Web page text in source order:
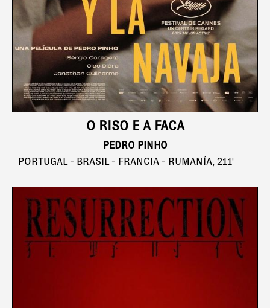
O RISO E A FACA
PEDRO PINHO
PORTUGAL - BRASIL - FRANCIA - RUMANÍA, 211'